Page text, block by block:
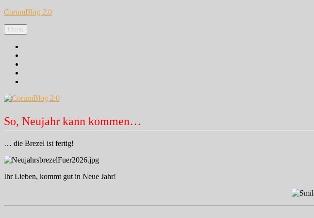
Zum
springen
CorumBlog 2.0
Menü
So, Neujahr kann kommen…
… die Brezel ist fertig!
Ihr Lieben, kommt gut in Neue Jahr!